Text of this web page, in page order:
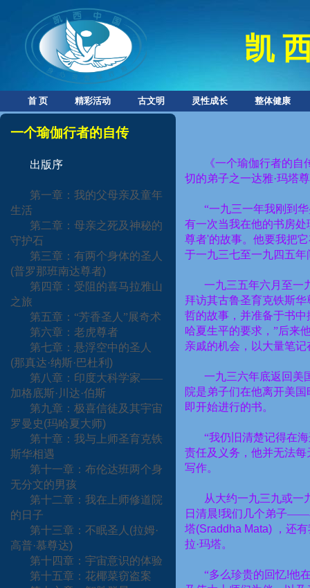
凯
首 页 精彩活动 古文明 灵性成长 整体健康
一个瑜伽行者的自传
出版序
第一章：我的父母亲及童年
生活
第二章：母亲之死及神秘的
守护石
第三章：有两个身体的圣人
(普罗那班南达尊者)
第四章：受阻的喜马拉雅山
之旅
第五章：“芳香圣人”展奇术
第六章：老虎尊者
第七章：悬浮空中的圣人
(那真达·纳斯·巴杜利 )
第八章：印度大科学家——
加格底斯·川达·伯斯
第九章：极喜信徒及其宇宙
罗曼史(玛哈夏大师)
第十章：我与上师圣育克铁
斯华相遇
第十一章：布伦达班两个身
无分文的男孩
第十二章：我在上师修道院
的日子
第十三章：不眠圣人 (拉姆·
高普·慕尊达)
第十四章：宇宙意识的体验
第十五章：花椰菜窃盗案
《一个瑜伽行者的
切的弟子之一达雅·玛塔
“一九三一年我刚到
有一次当我在他的书房
尊者'的故事。他要我把
于一九三七至一九四五年
一九三五年六月至一
拜访其古鲁圣育克铁斯
哲的故事，并准备于书
哈夏生平的要求，”后来
亲戚的机会，以大量笔
一九三六年底返回美
院是弟子们在他离开美
即开始进行的书。
“我仍旧清楚记得在
责任及义务，他并无法
写作。
从大约一九三九或一
日清晨!我们几个弟子——
塔(Sraddha Mata)
，还
拉·玛塔。
“多么珍贵的回忆!他